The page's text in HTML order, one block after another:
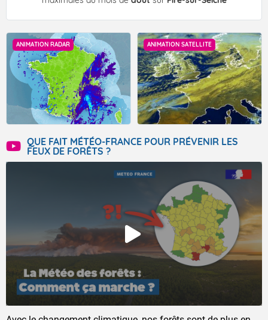
ANIMATION RADAR ANIMATION SATELLITE
QUE FAIT MÉTÉO-FRANCE POUR PRÉVENIR LES
FEUX DE FORÊTS ?